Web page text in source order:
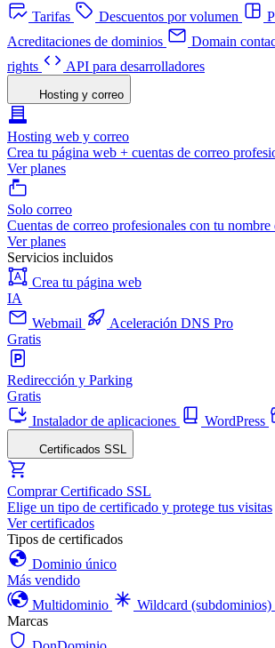
Tarifas
Descuentos por volumen
Acreditaciones de dominios
Domain
rights
API para desarrolladores
Hosting y correo
Hosting web y correo
Crea tu página web + cuentas de correo
Ver planes
Solo correo
Cuentas de correo profesionales con tu
Ver planes
Servicios incluidos
Crea tu página web
IA
Webmail
Aceleración DNS Pro
Gratis
Redirección y Parking
Gratis
Instalador de aplicaciones
WordPress
Certificados SSL
Comprar Certificado SSL
Elige un tipo de certificado y protege tus visitas
Ver certificados
Tipos de certificados
Dominio único
Más vendido
Multidominio
Wildcard (subdominios)
Marcas